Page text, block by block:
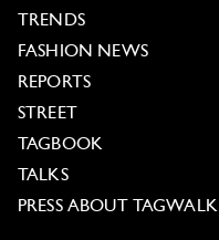
TRENDS
FASHION NEWS
REPORTS
STREET
TAGBOOK
TALKS
PRESS ABOUT TAGWALK